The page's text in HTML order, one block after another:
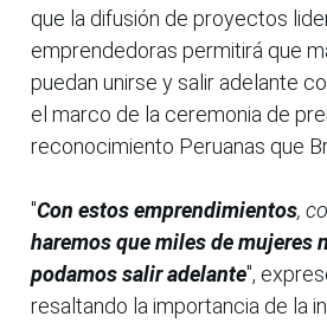
que la difusión de proyectos
emprendedoras permitirá que
puedan unirse y salir adelante
el marco de la ceremonia de
reconocimiento Peruanas que
"Con estos emprendimientos,
haremos que miles de mujeres
podamos salir adelante",
resaltando la importancia de la